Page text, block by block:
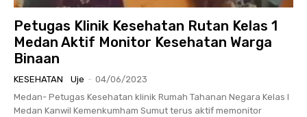
Petugas Klinik Kesehatan Rutan Kelas 1
Medan Aktif Monitor Kesehatan Warga
Binaan
KESEHATAN Uje - 04/06/2023
Medan- Petugas Kesehatan klinik Rumah Tahanan Negara Kelas I
Medan Kanwil Kemenkumham Sumut terus aktif memonitor